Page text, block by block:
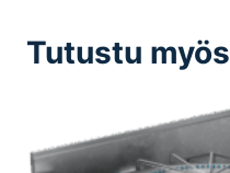
Tutustu myös